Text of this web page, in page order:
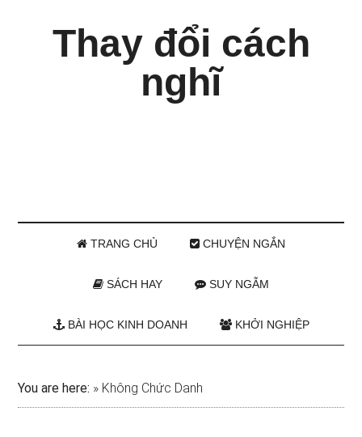
Thay đổi cách
nghĩ
TRANG CHỦ CHUYỆN NGẮN
SÁCH HAY SUY NGẪM
BÀI HỌC KINH DOANH KHỞI NGHIỆP
You are here: » Không Chức Danh